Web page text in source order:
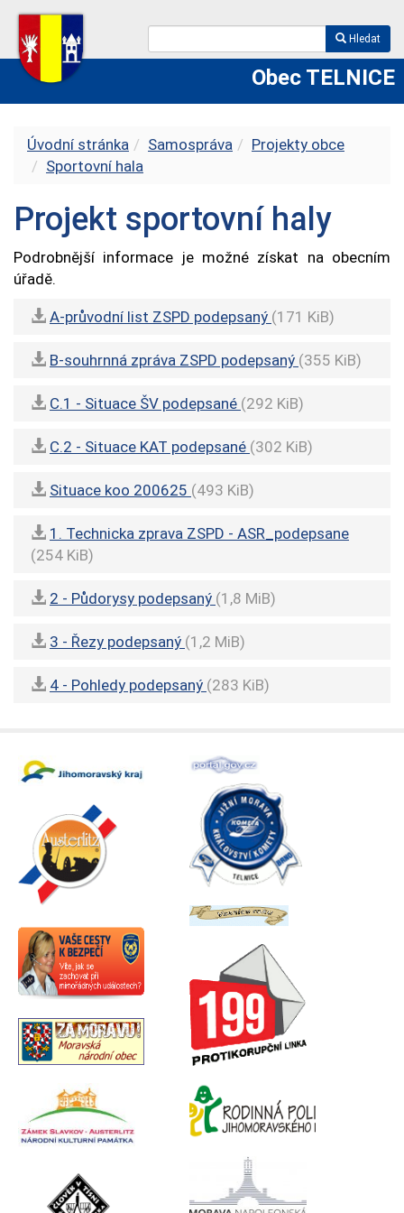
Hledat
Obec TELNICE
Úvodní stránka Samospráva
Projekty obce
Sportovní hala
Projekt sportovní haly
Podrobnější informace je možné získat na obecním
úřadě.
A-průvodní list ZSPD podepsaný (171 KiB)
B-souhrnná zpráva ZSPD podepsaný (355 KiB)
C.1 - Situace ŠV podepsané (292 KiB)
C.2 - Situace KAT podepsané (302 KiB)
Situace koo 200625 (493 KiB)
1. Technicka zprava ZSPD - ASR_podepsane
(254 KiB)
2 - Půdorysy podepsaný (1,8 MiB)
3 - Řezy podepsaný (1,2 MiB)
4 - Pohledy podepsaný (283 KiB)